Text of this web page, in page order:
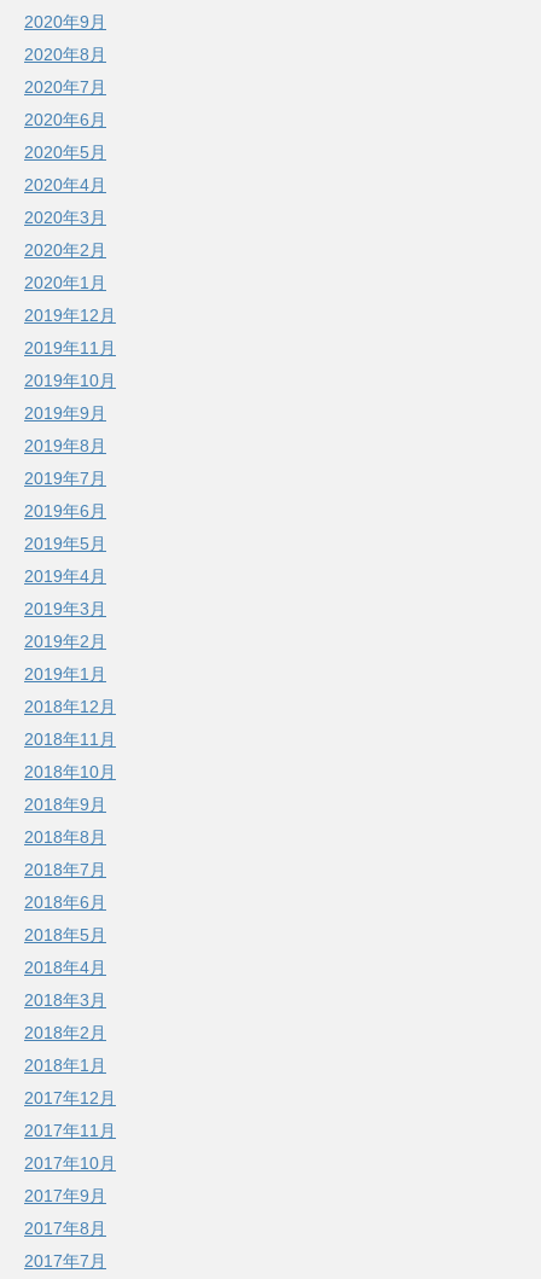
2020年9月
2020年8月
2020年7月
2020年6月
2020年5月
2020年4月
2020年3月
2020年2月
2020年1月
2019年12月
2019年11月
2019年10月
2019年9月
2019年8月
2019年7月
2019年6月
2019年5月
2019年4月
2019年3月
2019年2月
2019年1月
2018年12月
2018年11月
2018年10月
2018年9月
2018年8月
2018年7月
2018年6月
2018年5月
2018年4月
2018年3月
2018年2月
2018年1月
2017年12月
2017年11月
2017年10月
2017年9月
2017年8月
2017年7月